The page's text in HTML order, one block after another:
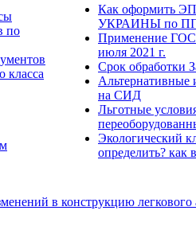
по
класса
Как оформить
УКРАИНЫ по ПП
Применение
июля 2021 г.
Срок обработки
Альтернативные
на СИД
Льготные
Экологический
определить? как
в конструкцию